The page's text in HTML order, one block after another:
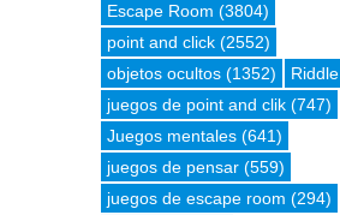
Escape Room (3804)
point and click (2552)
objetos ocultos (1352) Riddle
juegos de point and clik (747)
Juegos mentales (641)
juegos de pensar (559)
juegos de escape room (294)